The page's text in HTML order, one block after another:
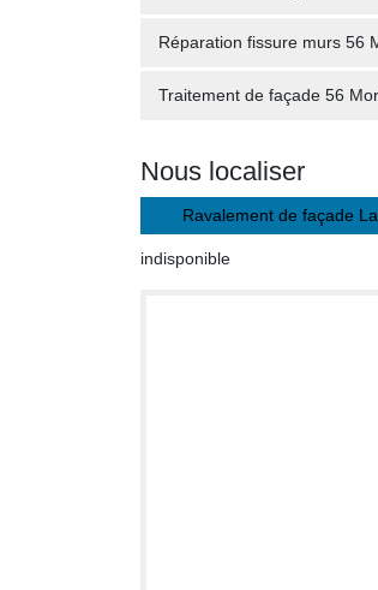
Réparation fissure murs 56
Traitement de façade 56
Nous localiser
Ravalement de façade
indisponible